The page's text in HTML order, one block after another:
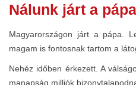
Nálunk járt a pápa
Magyarországon járt a pápa.
magam is fontosnak tartom a
Nehéz időben érkezett. A
manapság milliók